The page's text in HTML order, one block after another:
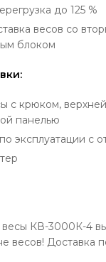
до 125 %
весов со
блоком
с крюком,
панелью
эксплуатации с
весы КВ-3000К-4
весов! Доставка